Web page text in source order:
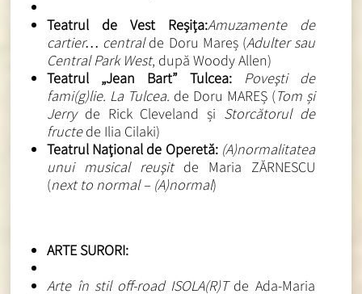
Teatrul de Vest Reșița:Amuzamente de
cartier… centralde Doru Mareș (Adulter sau
Central Park West, după Woody Allen)
Teatrul „Jean Bart” Tulcea: Poveşti de
fami(g)lie. La Tulcea. de Doru MAREȘ (Tom și
Jerry de Rick Cleveland și Storcătorul de
fructede Ilia Cilaki)
Teatrul Naţional de Operetă: (A)normalitatea
unui musical reuşit de Maria ZĂRNESCU
(next to normal – (A)normal)
ARTE SURORI:
Arte în stil off-road ISOLA(R)T de Ada-Maria